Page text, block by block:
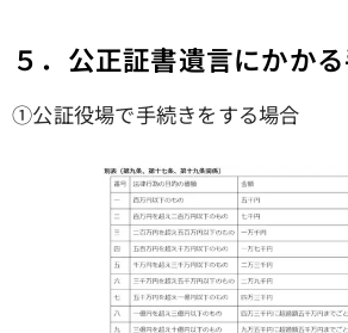
５．公正証書遺言にかか
①公証役場で手続きをする場合